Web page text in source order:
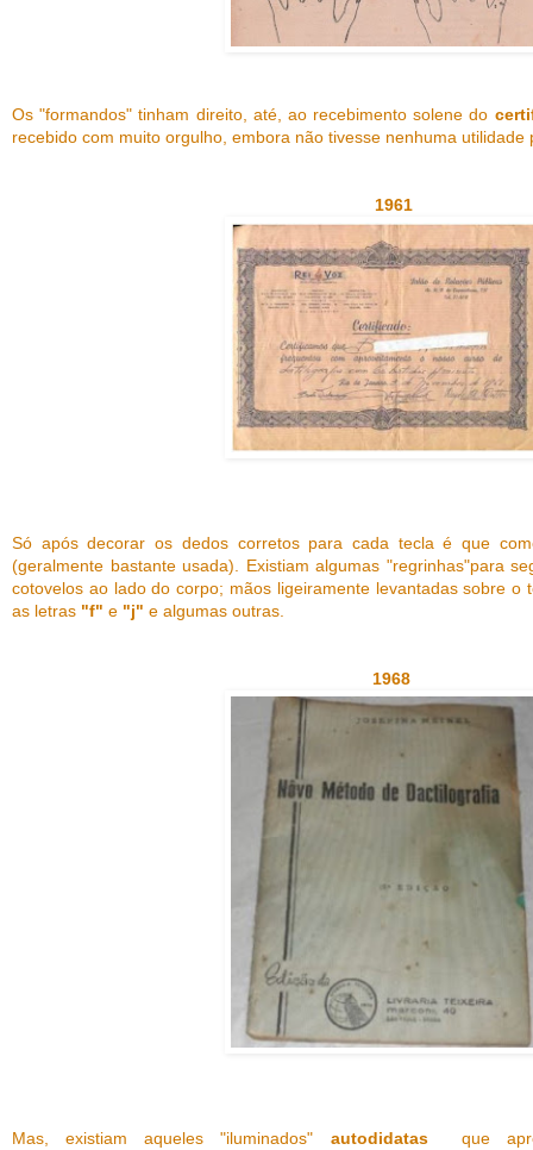
Os "formandos" tinham direito, até, ao recebimento solene do
recebido com muito orgulho, embora não tivesse nenhuma utilidade
1961
Só após decorar os dedos corretos para cada tecla é que
(geralmente bastante usada). Existiam algumas "regrinhas"para
cotovelos ao lado do corpo; mãos ligeiramente levantadas sobre o
as letras "f" e "j" e algumas outras.
1968
Mas, existiam aqueles "iluminados" autodidatasque